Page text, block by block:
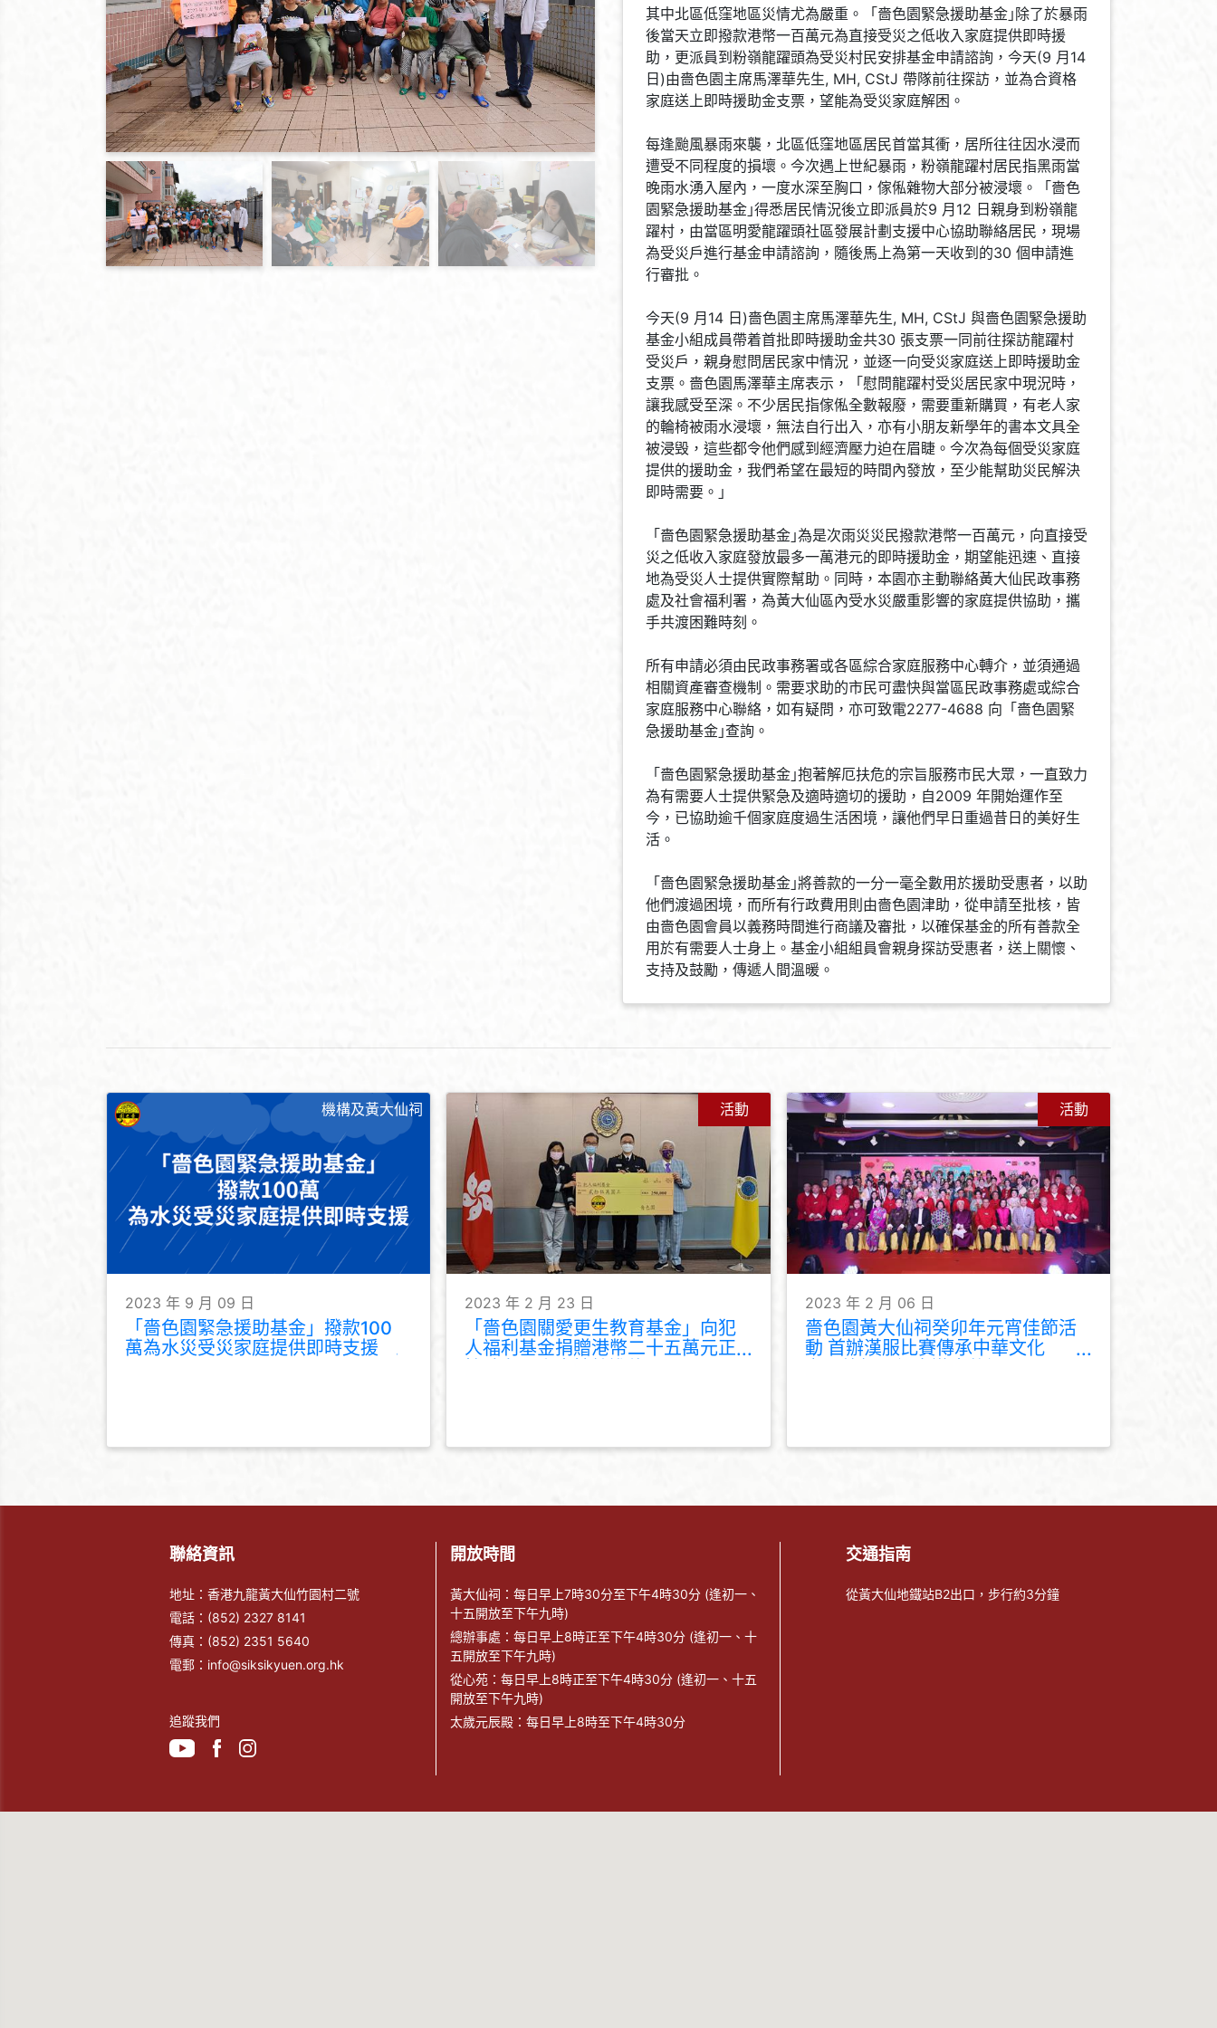
其中北區低窪地區災情尤為嚴重。「嗇色園緊急援助基金｣除了於暴雨
後當天立即撥款港幣一百萬元為直接受災之低收入家庭提供即時援
助，更派員到粉嶺龍躍頭為受災村民安排基金申請諮詢，今天(9 月14
日)由嗇色園主席馬澤華先生, MH, CStJ 帶隊前往探訪，並為合資格
家庭送上即時援助金支票，望能為受災家庭解困。
每逢颱風暴雨來襲，北區低窪地區居民首當其衝，居所往往因水浸而
遭受不同程度的損壞。今次遇上世紀暴雨，粉嶺龍躍村居民指黑雨當
晚雨水湧入屋內，一度水深至胸口，傢俬雜物大部分被浸壞。「嗇色
園緊急援助基金｣得悉居民情況後立即派員於9 月12 日親身到粉嶺龍
躍村，由當區明愛龍躍頭社區發展計劃支援中心協助聯絡居民，現場
為受災戶進行基金申請諮詢，隨後馬上為第一天收到的30 個申請進
行審批。
今天(9 月14 日)嗇色園主席馬澤華先生, MH, CStJ 與嗇色園緊急援助
基金小組成員帶着首批即時援助金共30 張支票一同前往探訪龍躍村
受災戶，親身慰問居民家中情況，並逐一向受災家庭送上即時援助金
支票。嗇色園馬澤華主席表示，「慰問龍躍村受災居民家中現況時，
讓我感受至深。不少居民指傢俬全數報廢，需要重新購買，有老人家
的輪椅被雨水浸壞，無法自行出入，亦有小朋友新學年的書本文具全
被浸毁，這些都令他們感到經濟壓力迫在眉睫。今次為每個受災家庭
提供的援助金，我們希望在最短的時間內發放，至少能幫助災民解決
即時需要。」
「嗇色園緊急援助基金｣為是次雨災災民撥款港幣一百萬元，向直接受
災之低收入家庭發放最多一萬港元的即時援助金，期望能迅速、直接
地為受災人士提供實際幫助。同時，本園亦主動聯絡黃大仙民政事務
處及社會福利署，為黃大仙區內受水災嚴重影響的家庭提供協助，攜
手共渡困難時刻。
所有申請必須由民政事務署或各區綜合家庭服務中心轉介，並須通過
相關資產審查機制。需要求助的市民可盡快與當區民政事務處或綜合
家庭服務中心聯絡，如有疑問，亦可致電2277-4688 向「嗇色園緊
急援助基金｣查詢。
「嗇色園緊急援助基金｣抱著解厄扶危的宗旨服務市民大眾，一直致力
為有需要人士提供緊急及適時適切的援助，自2009 年開始運作至
今，已協助逾千個家庭度過生活困境，讓他們早日重過昔日的美好生
活。
「嗇色園緊急援助基金｣將善款的一分一毫全數用於援助受惠者，以助
他們渡過困境，而所有行政費用則由嗇色園津助，從申請至批核，皆
由嗇色園會員以義務時間進行商議及審批，以確保基金的所有善款全
用於有需要人士身上。基金小組組員會親身探訪受惠者，送上關懷、
支持及鼓勵，傳遞人間溫暖。
機構及黃大仙祠
2023 年 9 月 09 日
「嗇色園緊急援助基金」撥款100
萬為水災受災家庭提供即時支援
活動
2023 年 2 月 23 日
「嗇色園關愛更生教育基金」向犯
人福利基金捐贈港幣二十五萬元正
活動
2023 年 2 月 06 日
嗇色園黃大仙祠癸卯年元宵佳節活
動 首辦漢服比賽傳承中華文化
聯絡資訊
地址：香港九龍黃大仙竹園村二號
電話： (852) 2327 8141
傳真： (852) 2351 5640
電郵： info@siksikyuen.org.hk
追蹤我們
開放時間
黃大仙祠：每日早上7時30分至下午4時30分 (逢初一、
十五開放至下午九時)
總辦事處：每日早上8時正至下午4時30分 (逢初一、十
五開放至下午九時)
從心苑：每日早上8時正至下午4時30分 (逢初一、十五
開放至下午九時)
太歲元辰殿：每日早上8時至下午4時30分
交通指南
從黃大仙地鐵站B2出口，步行約3分鐘